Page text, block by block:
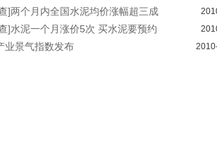
]两个月内全国水泥均价涨幅超三成
]水泥一个月涨价5次 买水泥要预约
业景气指数发布